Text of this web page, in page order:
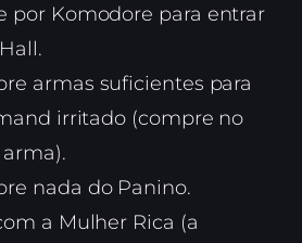
por Komodore para entrar
armas suficientes para
irritado (compre no
nada do Panino.
a Mulher Rica (a